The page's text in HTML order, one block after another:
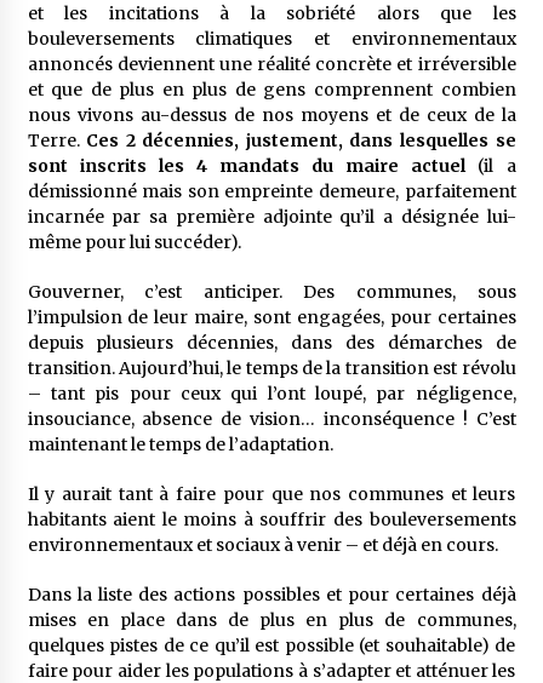
et les incitations à la sobriété alors que les
bouleversements climatiques et environnementaux
annoncés deviennent une réalité concrète et irréversible
et que de plus en plus de gens comprennent combien
nous vivons au-dessus de nos moyens et de ceux de la
Terre. Ces 2 décennies, justement, dans lesquelles se
sont inscrits les 4 mandats du maire actuel (il a
démissionné mais son empreinte demeure, parfaitement
incarnée par sa première adjointe qu’il a désignée lui-
même pour lui succéder).
Gouverner, c’est anticiper. Des communes, sous
l’impulsion de leur maire, sont engagées, pour certaines
depuis plusieurs décennies, dans des démarches de
transition. Aujourd’hui, le temps de la transition est révolu
– tant pis pour ceux qui l’ont loupé, par négligence,
insouciance, absence de vision… inconséquence ! C’est
maintenant le temps de l’adaptation.
Il y aurait tant à faire pour que nos communes et leurs
habitants aient le moins à souffrir des bouleversements
environnementaux et sociaux à venir – et déjà en cours.
Dans la liste des actions possibles et pour certaines déjà
mises en place dans de plus en plus de communes,
quelques pistes de ce qu’il est possible (et souhaitable) de
faire pour aider les populations à s’adapter et atténuer les